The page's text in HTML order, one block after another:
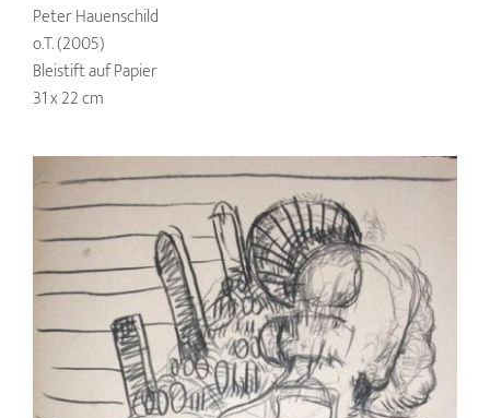
Peter Hauenschild
o.T. (2005)
Bleistift auf Papier
31 x 22 cm